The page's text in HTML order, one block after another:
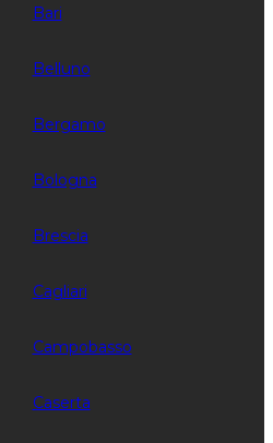
Bari
Belluno
Bergamo
Bologna
Brescia
Cagliari
Campobasso
Caserta